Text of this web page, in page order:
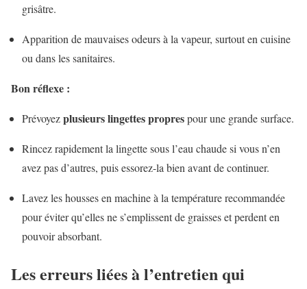
grisâtre.
Apparition de mauvaises odeurs à la vapeur, surtout en cuisine
ou dans les sanitaires.
Bon réflexe :
Prévoyezplusieurs lingettes proprespour une grande surface.
Rincez rapidement la lingette sous l’eau chaude si vous n’en
avez pas d’autres, puis essorez-la bien avant de continuer.
Lavez les housses en machine à la température recommandée
pour éviter qu’elles ne s’emplissent de graisses et perdent en
pouvoir absorbant.
Les erreurs liées à l’entretien qui